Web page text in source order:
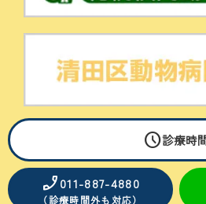
© Sugiura Pet Clinic All
schedule診療時
phone_enabled011-887-4880
（診療時間外も対応）